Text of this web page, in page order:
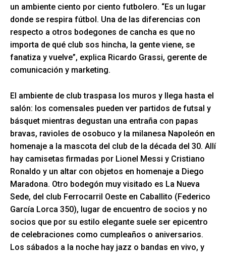
un ambiente ciento por ciento futbolero. “Es un lugar
donde se respira fútbol. Una de las diferencias con
respecto a otros bodegones de cancha es que no
importa de qué club sos hincha, la gente viene, se
fanatiza y vuelve”, explica Ricardo Grassi, gerente de
comunicación y marketing.
El ambiente de club traspasa los muros y llega hasta el
salón: los comensales pueden ver partidos de futsal y
básquet mientras degustan una entraña con papas
bravas, ravioles de osobuco y la milanesa Napoleón en
homenaje a la mascota del club de la década del 30. Allí
hay camisetas firmadas por Lionel Messi y Cristiano
Ronaldo y un altar con objetos en homenaje a Diego
Maradona. Otro bodegón muy visitado es La Nueva
Sede, del club Ferrocarril Oeste en Caballito (Federico
García Lorca 350), lugar de encuentro de socios y no
socios que por su estilo elegante suele ser epicentro
de celebraciones como cumpleaños o aniversarios.
Los sábados a la noche hay jazz o bandas en vivo, y